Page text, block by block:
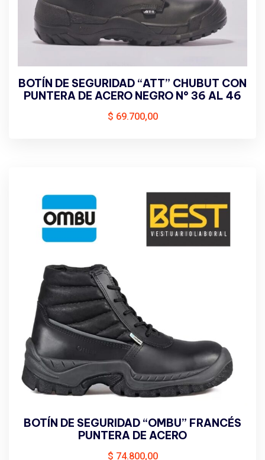
BOTÍN DE SEGURIDAD “ATT” CHUBUT CON
PUNTERA DE ACERO NEGRO N° 36 AL 46
$ 69.700,00
BOTÍN DE SEGURIDAD “OMBU” FRANCÉS
PUNTERA DE ACERO
$ 74.800,00